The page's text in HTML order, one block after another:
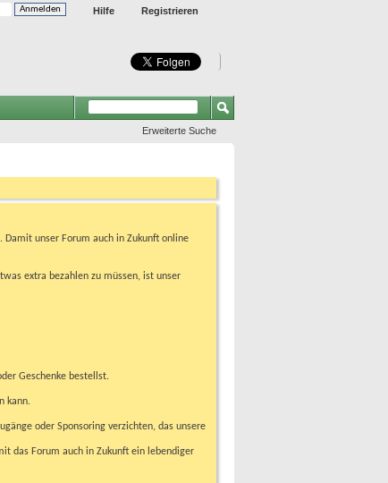
Registrieren
Hilfe
Erweiterte Suche
Damit unser Forum auch in Zukunft online
extra bezahlen zu müssen, ist unser
Geschenke bestellst.
kann.
oder Sponsoring verzichten, das unsere
das Forum auch in Zukunft ein lebendiger